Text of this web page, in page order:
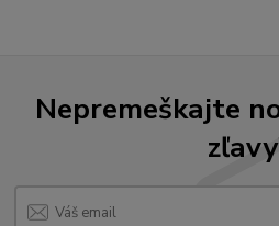
Nepremeškajte